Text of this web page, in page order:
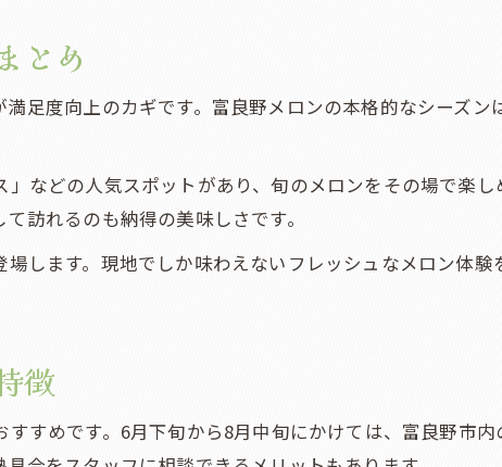
とめ
足度向上のカギです。富良野メロンの本格的なシーズン
などの人気スポットがあり、旬のメロンをその場で楽し
訪れるのも納得の美味しさです。
します。現地でしか味わえないフレッシュなメロン体験
徴
すめです。6月下旬から8月中旬にかけては、富良野市内